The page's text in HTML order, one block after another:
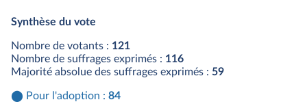
Synthèse du vote
Nombre de votants : 121
Nombre de suffrages exprimés : 116
Majorité absolue des suffrages exprimés : 59
Pour l'adoption : 84